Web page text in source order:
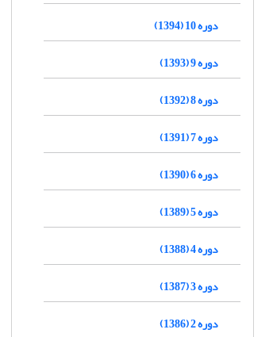
دوره 10 (1394)
دوره 9 (1393)
دوره 8 (1392)
دوره 7 (1391)
دوره 6 (1390)
دوره 5 (1389)
دوره 4 (1388)
دوره 3 (1387)
دوره 2 (1386)